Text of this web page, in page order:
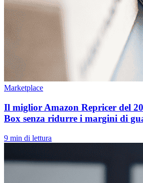
Marketplace
Il miglior Amazon Repricer del
Box senza ridurre i margini di
9 min di lettura